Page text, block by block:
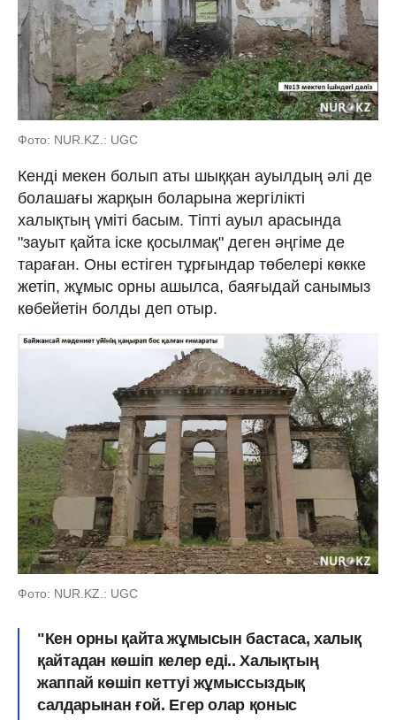
Фото: NUR.KZ.: UGC
Кенді мекен болып аты шыққан ауылдың әлі де
болашағы жарқын боларына жергілікті
халықтың үміті басым. Тіпті ауыл арасында
"зауыт қайта іске қосылмақ" деген әңгіме де
тараған. Оны естіген тұрғындар төбелері көкке
жетіп, жұмыс орны ашылса, баяғыдай санымыз
көбейетін болды деп отыр.
Фото: NUR.KZ.: UGC
"Кен орны қайта жұмысын бастаса, халық
қайтадан көшіп келер еді.. Халықтың
жаппай көшіп кеттуі жұмыссыздық
салдарынан ғой. Егер олар қоныс